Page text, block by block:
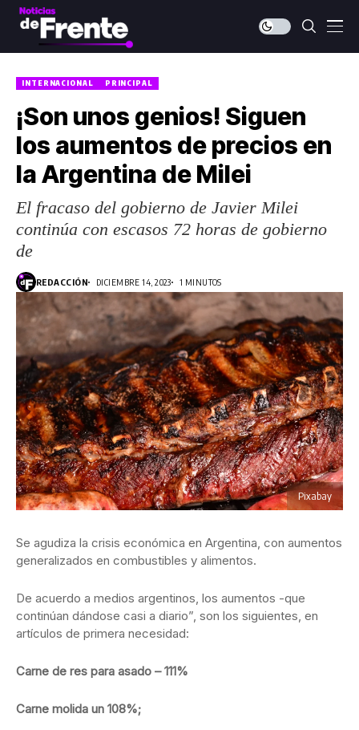
INTERNACIONAL PRINCIPAL
¡Son unos genios! Siguen
los aumentos de precios en
la Argentina de Milei
El fracaso del gobierno de Javier Milei
continúa con escasos 72 horas de gobierno
de
REDACCIÓN DICIEMBRE 14, 2023 1 MINUTOS
Pixabay
Se agudiza la crisis económica en Argentina, con aumentos
generalizados en combustibles y alimentos.
De acuerdo a medios argentinos, los aumentos -que
continúan dándose casi a diario”, son los siguientes, en
artículos de primera necesidad:
Carne de res para asado – 111%
Carne molida un 108%;